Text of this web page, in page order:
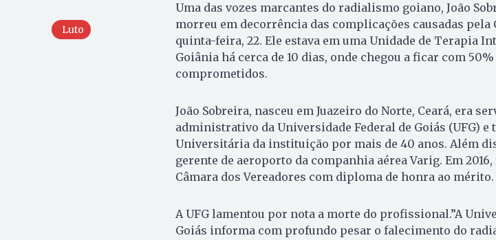
Luto
Uma das vozes marcantes do radialismo goiano, João
morreu em decorrência das complicações causadas pela
quinta-feira, 22. Ele estava em uma Unidade de Terapia
Goiânia há cerca de 10 dias, onde chegou a ficar com
comprometidos.
João Sobreira, nasceu em Juazeiro do Norte, Ceará, era
administrativo da Universidade Federal de Goiás (UFG) e
Universitária da instituição por mais de 40 anos. Além
gerente de aeroporto da companhia aérea Varig. Em
Câmara dos Vereadores com diploma de honra ao mérito.
A UFG lamentou por nota a morte do profissional.”A
Goiás informa com profundo pesar o falecimento do